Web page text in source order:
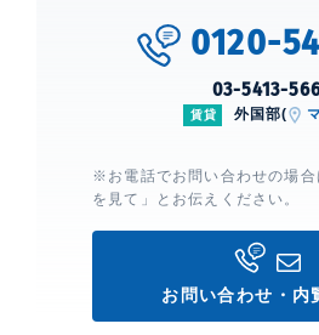
オークヒル
建物詳細
0120-
03-5413-
賃貸 外国部(
※お電話でお問い合わせの場合
を見て」とお伝えください。
お問い合わせ・内